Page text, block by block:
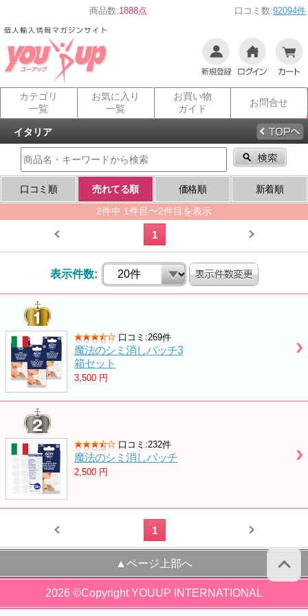
商品数:1888点 口コミ数:92094件
カテゴリ
一覧
お気に入り
一覧
お買い物
ガイド
お問合せ
イタリア
口コミ順 売れてる順 価格順
新着順
2件中 1件目〜2件目を表示
1
表示件数:
口コミ:269件
魔法のシミ消しパッチ3
箱セット
3,500 円
口コミ:232件
魔法のシミ消しパッチ
2,500 円
1
▲ページ上部へ
2026 ©Copyright YOUUP INTERNATIONAL